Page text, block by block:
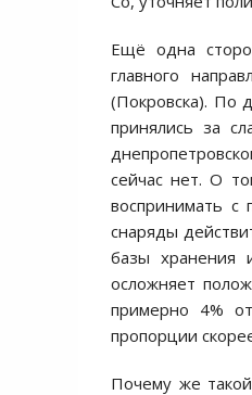
Ещё одна
главного
(Покровска). По
принялись за
сейчас нет. О
воспринимать
снаряды
базы хранения
осложняет
примерно 4%
пропорции
Почему же